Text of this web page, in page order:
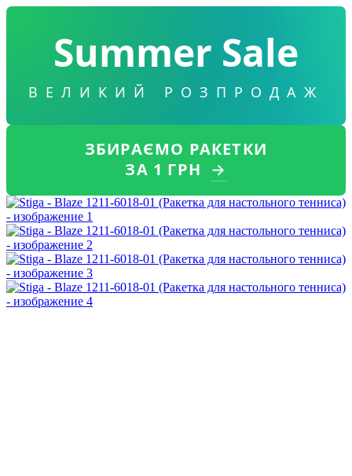
Summer Sale
ВЕЛИКИЙ РОЗПРОДАЖ
ЗБИРАЄМО РАКЕТКИ
ЗА 1 ГРН →